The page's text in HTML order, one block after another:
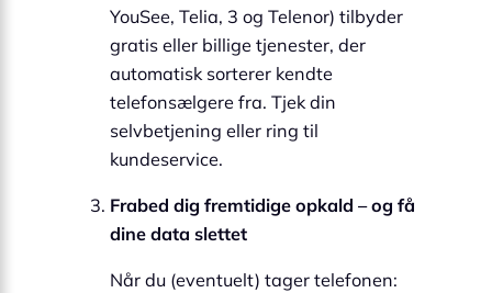
YouSee, Telia, 3 og Telenor) tilbyder
gratis eller billige tjenester, der
automatisk sorterer kendte
telefonsælgere fra. Tjek din
selvbetjening eller ring til
kundeservice.
Frabed dig fremtidige opkald – og få
dine data slettet
Når du (eventuelt) tager telefonen: